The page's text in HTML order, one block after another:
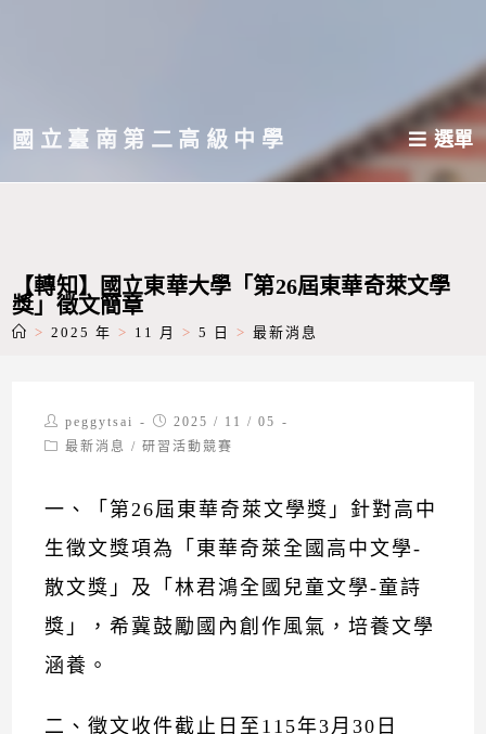
主國立臺南第二高級中學 選單
【轉知】國立東華大學「第26屆東華奇萊文學
獎」徵文簡章
> 2025 年 > 11 月 > 5 日 > 最新消息
Post
author:
peggytsai
Post
published:
2025 / 11 / 05
Post最新消息 / 研習活動競賽
一、「第26屆東華奇萊文學獎」針對高中
生徵文獎項為「東華奇萊全國高中文學-
散文獎」及「林君鴻全國兒童文學-童詩
獎」，希冀鼓勵國內創作風氣，培養文學
涵養。
二、徵文收件截止日至115年3月30日